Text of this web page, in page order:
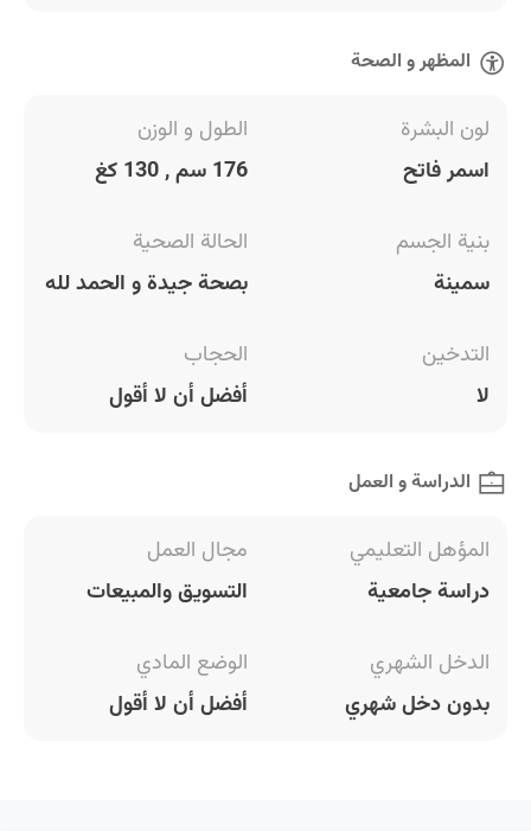
المظهر و الصحة
لون البشرة
اسمر فاتح
الطول و الوزن
176 سم , 130 كغ
بنية الجسم
سمينة
الحالة الصحية
بصحة جيدة و الحمد لله
التدخين
لا
الحجاب
أفضل أن لا أقول
الدراسة و العمل
المؤهل التعليمي
دراسة جامعية
مجال العمل
التسويق والمبيعات
الدخل الشهري
بدون دخل شهري
الوضع المادي
أفضل أن لا أقول